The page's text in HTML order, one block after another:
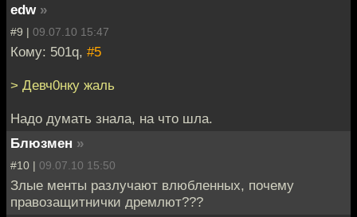
edw »
#9 | 09.07.10 15:47
Кому: 501q, #5
> Девч0нку жаль
Надо думать знала, на что шла.
Блюзмен »
#10 | 09.07.10 15:50
Злые менты разлучают влюбленных, почему
правозащитнички дремлют???